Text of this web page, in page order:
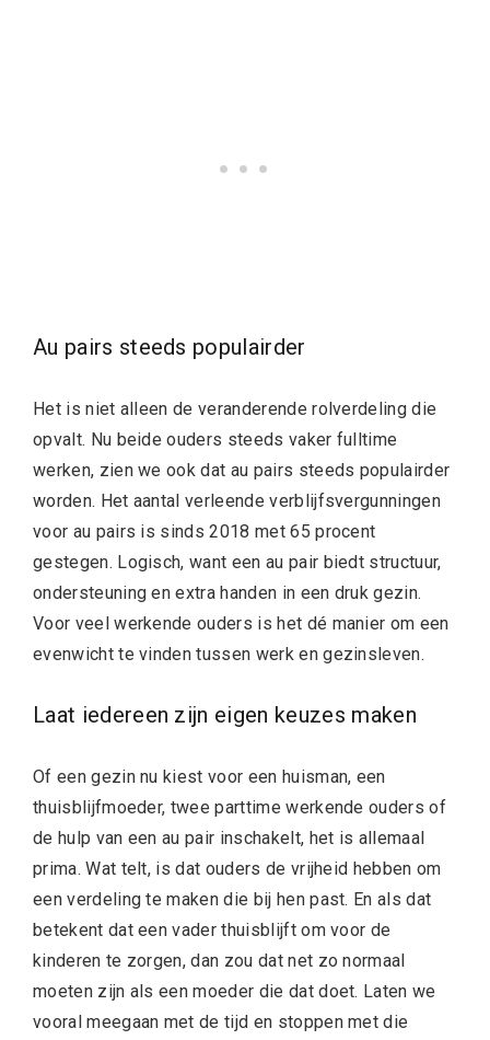
Au pairs steeds populairder
Het is niet alleen de veranderende rolverdeling die
opvalt. Nu beide ouders steeds vaker fulltime
werken, zien we ook dat au pairs steeds populairder
worden. Het aantal verleende verblijfsvergunningen
voor au pairs is sinds 2018 met 65 procent
gestegen. Logisch, want een au pair biedt structuur,
ondersteuning en extra handen in een druk gezin.
Voor veel werkende ouders is het dé manier om een
evenwicht te vinden tussen werk en gezinsleven.
Laat iedereen zijn eigen keuzes maken
Of een gezin nu kiest voor een huisman, een
thuisblijfmoeder, twee parttime werkende ouders of
de hulp van een au pair inschakelt, het is allemaal
prima. Wat telt, is dat ouders de vrijheid hebben om
een verdeling te maken die bij hen past. En als dat
betekent dat een vader thuisblijft om voor de
kinderen te zorgen, dan zou dat net zo normaal
moeten zijn als een moeder die dat doet. Laten we
vooral meegaan met de tijd en stoppen met die